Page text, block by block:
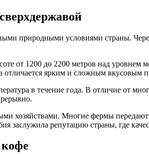
природными условиями страны.
от 1200 до 2200 метров над уровнем
отличается ярким и сложным вкусовым
в течение года. В отличие от
хозяйствами. Многие фермы
заслужила репутацию страны, где